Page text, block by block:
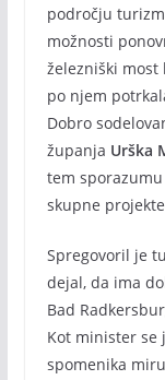
področju
možnosti
železniški
po njem
Dobro
županja Urška
tem
skupne
Spregovoril je
dejal, da ima
Bad
Kot minister se
spomenika